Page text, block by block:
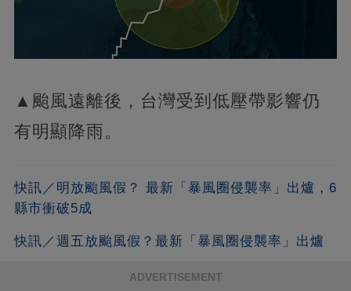
▲颱風遠離後，台灣受到低壓帶影響仍
有明顯降雨。
快訊／明放颱風假？ 最新「暴風圈侵襲率」出爐，6
縣市衝破5成
快訊／週五放颱風假？最新「暴風圈侵襲率」出爐
ADVERTISEMENT